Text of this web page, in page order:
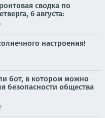
сводка по
6 августа:
настроения!
бот, в котором можно
безопасности общества